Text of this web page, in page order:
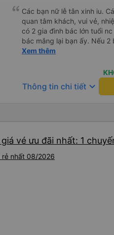
Các bạn nữ lễ tân xinh iu.
quan tâm khách, vui vẻ, nhiệt tình. Trong
có 2 gia đình bác lớn tuổi
bác mắng lại bạn ấy. Nếu 2
ngược lại nha. Bạn ấy nhắc
nhau xuất hiện trong giấc mơ của mình luôn. Nên nếu
bị phản ánh thì đừng trừ
thì bảo bạn ấy liên hệ sđt
(một mình) yêu luôn.
10/10.
Xem thêm
Thông tin chi tiết keyboard_arrow_down
vé ưu đãi nhất: 1
rẻ nhất 08/2026